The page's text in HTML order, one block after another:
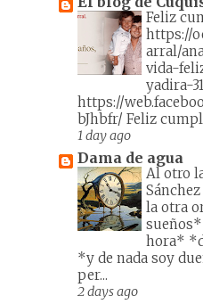
Feliz
https://
arral/
vida-
yadira-
https://
bJhbfr/ Feliz
1 day ago
Dama de agua
Al otro
la otra
hora*
*y de nada soy
per...
2 days ago